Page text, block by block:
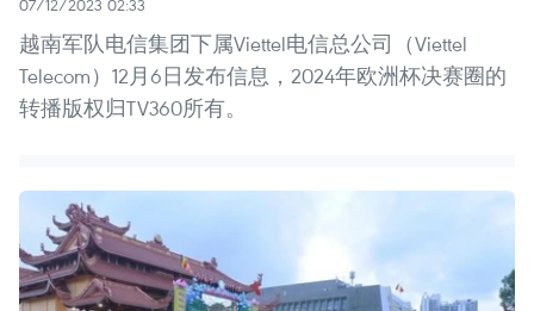
07/12/2023 02:33
越南军队电信集团下属Viettel电信总公司（Viettel
Telecom）12月6日发布信息，2024年欧洲杯决赛圈的
转播版权归TV360所有。